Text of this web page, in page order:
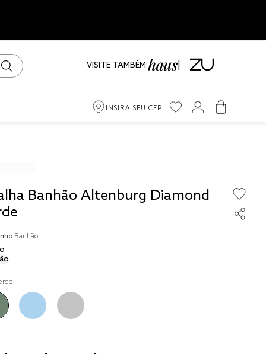
VISITE TAMBÉM:
INSIRA SEU CEP
Banhão Altenburg Diamond
Banhão